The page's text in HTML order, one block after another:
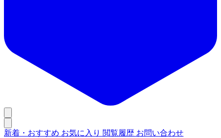
新着・おすすめ お気に入り 閲覧履歴 お問い合わせ